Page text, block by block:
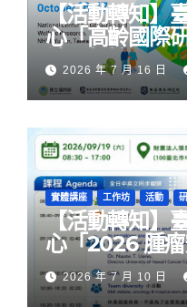
【活動轉知】
心「高齡國際
社區韌性」
2026 年 7 月 16 日
實體講座 工作坊 活動
【活動轉知】
心「2026 腫
2026 年 7 月 10 日